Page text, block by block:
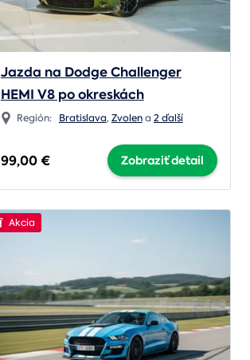
Jazda na Dodge Challenger
HEMI V8 po okreskách
Región: Bratislava,Zvolena 2 ďalší
99,00 € Zobraziť detail
Akcia